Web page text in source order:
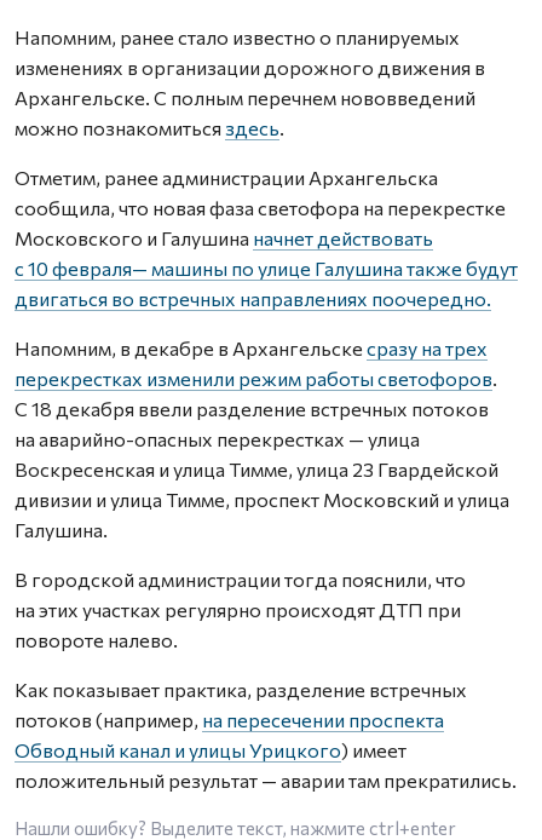
Напомним, ранее стало известно о планируемых
изменениях в организации дорожного движения в
Архангельске. С полным перечнем нововведений
можно познакомиться здесь.
Отметим, ранее администрации Архангельска
сообщила, что новая фаза светофора на перекрестке
Московского и Галушина начнет действовать
с 10 февраля— машины по улице Галушина также будут
двигаться во встречных направлениях поочередно.
Напомним, в декабре в Архангельске сразу на трех
перекрестках изменили режим работы светофоров.
С 18 декабря ввели разделение встречных потоков
на аварийно-опасных перекрестках — улица
Воскресенская и улица Тимме, улица 23 Гвардейской
дивизии и улица Тимме, проспект Московский и улица
Галушина.
В городской администрации тогда пояснили, что
на этих участках регулярно происходят ДТП при
повороте налево.
Как показывает практика, разделение встречных
потоков (например, на пересечении проспекта
Обводный канал и улицы Урицкого) имеет
положительный результат — аварии там прекратились.
Нашли ошибку? Выделите текст, нажмите ctrl+enter